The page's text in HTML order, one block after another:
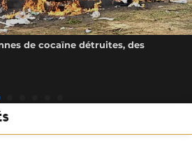
de cocaïne détruites, des